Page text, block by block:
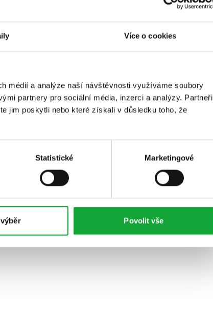
Více o cookies
médií a analýze naší návštěvnosti využíváme soubory
partnery pro sociální média, inzerci a analýzy. Partneři
jim poskytli nebo které získali v důsledku toho, že
Statistické Marketingové
Povolit vše